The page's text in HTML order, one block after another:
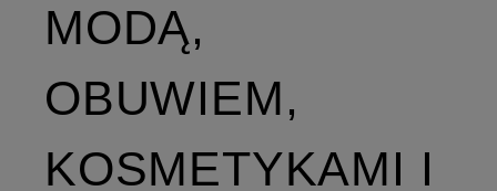
MODĄ,
OBUWIEM,
KOSMETYKAMI I